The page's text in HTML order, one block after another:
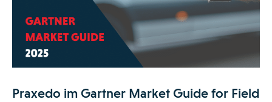
Praxedo im Gartner Market Guide for Field